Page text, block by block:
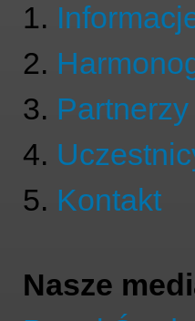
1.
2.
3.
4.
5. Kontakt
Nasze